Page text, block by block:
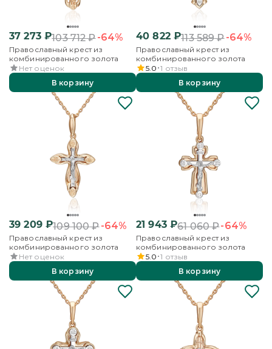
37 273₽103 712₽-64%
Православный крест из
комбинированного золота
Нет оценок
В корзину
40 822₽113 589₽-64%
Православный крест из
комбинированного золота
5.0 1 отзыв
В корзину
39 209₽109 100₽-64%
Православный крест из
комбинированного золота
Нет оценок
В корзину
21 943₽61 060₽-64%
Православный крест из
комбинированного золота
5.0 1 отзыв
В корзину